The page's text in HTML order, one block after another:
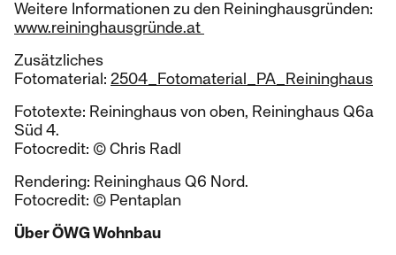
Weitere Informationen zu den Reininghausgründen:
www.reininghausgründe.at
Zusätzliches
Fotomaterial: 2504_Fotomaterial_PA_Reininghaus
Fototexte: Reininghaus von oben, Reininghaus Q6a
Süd 4.
Fotocredit: © Chris Radl
Rendering: Reininghaus Q6 Nord.
Fotocredit: © Pentaplan
Über ÖWG Wohnbau